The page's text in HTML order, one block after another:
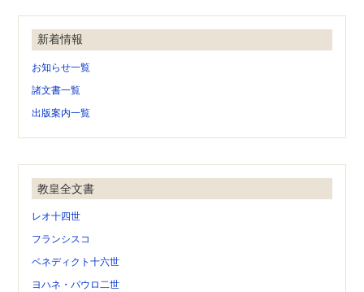
新着情報
お知らせ一覧
諸文書一覧
出版案内一覧
教皇全文書
レオ十四世
フランシスコ
ベネディクト十六世
ヨハネ・パウロ二世